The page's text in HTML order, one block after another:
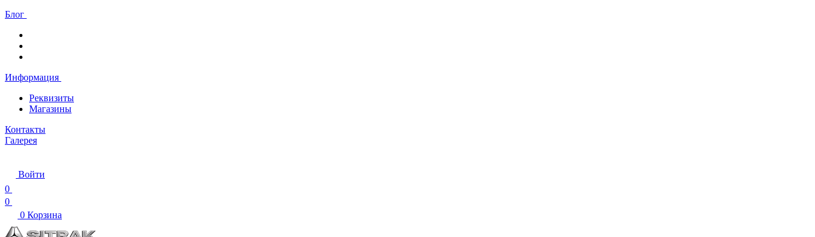
Блог
Информация
Реквизиты
Магазины
Контакты
Галерея
Войти
0
0
0 Корзина